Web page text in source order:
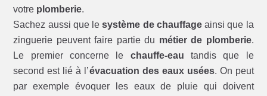
votre plomberie.
Sachez aussi que lesystème de chauffageainsi que la
zinguerie peuvent faire partie du métier de plomberie.
Le premier concerne le chauffe-eau tandis que le
second est lié à l’évacuation des eaux usées. On peut
par exemple évoquer les eaux de pluie qui doivent